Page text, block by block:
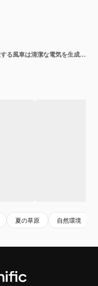
自然の美しさの中で山の農場で回転する風車は清潔な電気を生成します
夏の草原 自然環境